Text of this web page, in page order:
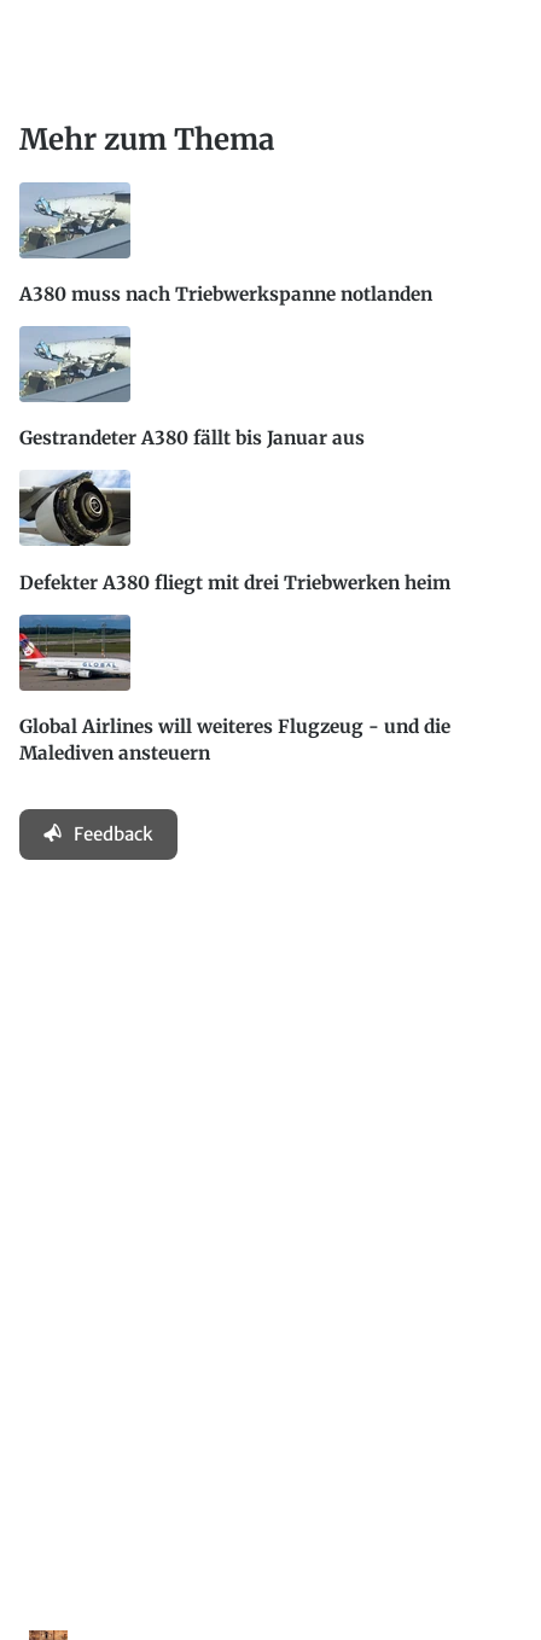
Mehr zum Thema
A380 muss nach Triebwerkspanne notlanden
Gestrandeter A380 fällt bis Januar aus
Defekter A380 fliegt mit drei Triebwerken heim
Global Airlines will weiteres Flugzeug - und die
Malediven ansteuern
Feedback